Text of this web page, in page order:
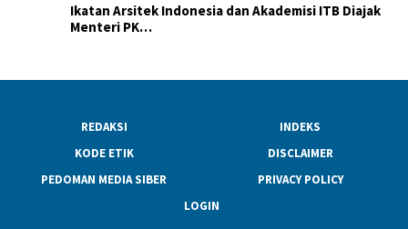
Ikatan Arsitek Indonesia dan Akademisi ITB Diajak
Menteri PK…
REDAKSI
INDEKS
KODE ETIK
DISCLAIMER
PEDOMAN MEDIA SIBER
PRIVACY POLICY
LOGIN